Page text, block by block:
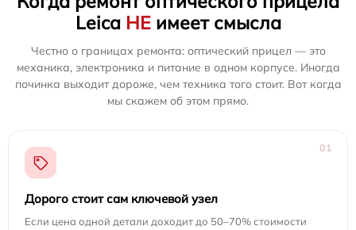
Leica НЕимеет смысла
Честно о границах ремонта: оптический прицел — это
механика, электроника и питание в одном корпусе. Иногда
починка выходит дороже, чем техника того стоит. Вот когда
мы скажем об этом прямо.
01
Дорого стоит сам ключевой узел
Если цена одной детали доходит до 50–70% стоимости